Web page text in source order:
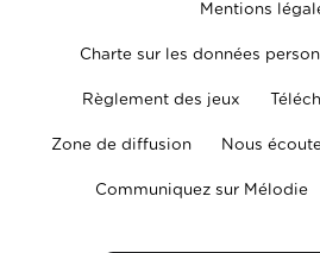
Mentions
Charte sur les données
Règlement des jeux
Zone de diffusion Nous
Communiquez sur Mélodie